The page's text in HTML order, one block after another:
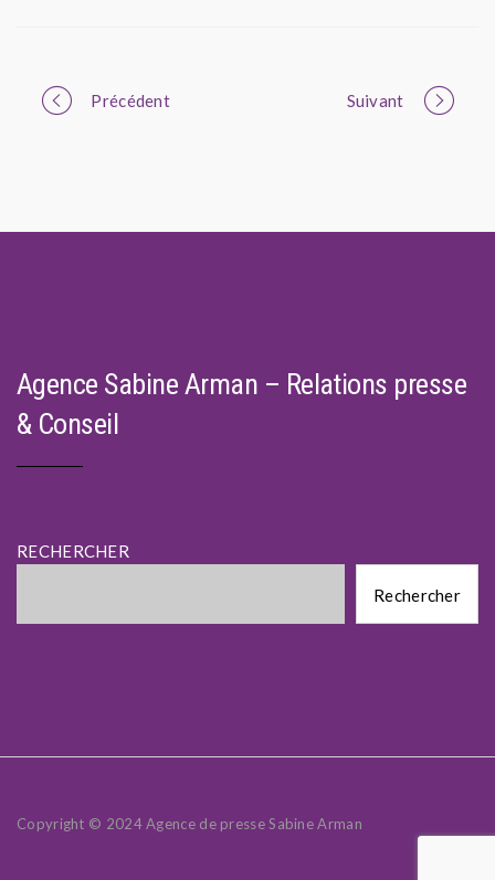
Portfolio
Précédent Suivant
Agence Sabine Arman – Relations presse
& Conseil
RECHERCHER
Rechercher
Copyright © 2024 Agence de presse Sabine Arman